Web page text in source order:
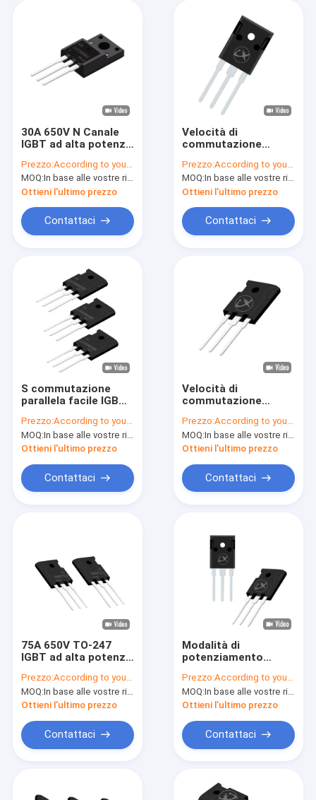
Video
Spettacolo VR
Controllo della qualità
Contattaci
30A 650V N Canale
IGBT ad alta potenza
elettrica
Prezzo:According to your order requirement
MOQ:In base alle vostre richieste di ordine
Ottieni l'ultimo prezzo
Contattaci
Velocità di
commutazione
650V-1200V per
infrastrutture di rete
Prezzo:According to your order requirement
MOQ:In base alle vostre richieste di ordine
Ottieni l'ultimo prezzo
Contattaci
S commutazione
parallela facile IGBT
650V per
alimentatori
ininterrotti
Prezzo:According to your order requirement
MOQ:In base alle vostre richieste di ordine
Ottieni l'ultimo prezzo
Contattaci
Velocità di
commutazione
IGBT 650V-1200V In
TO-247 pacchetto
Prezzo:According to your order requirement
MOQ:In base alle vostre richieste di ordine
Ottieni l'ultimo prezzo
Contattaci
75A 650V TO-247
IGBT ad alta potenza
ininterrotti
Prezzo:According to your order requirement
MOQ:In base alle vostre richieste di ordine
Ottieni l'ultimo prezzo
Contattaci
Modalità di
potenziamento
IGBT 6A 650V per
aspirapolvere
Prezzo:According to your order requirement
MOQ:In base alle vostre richieste di ordine
Ottieni l'ultimo prezzo
Contattaci